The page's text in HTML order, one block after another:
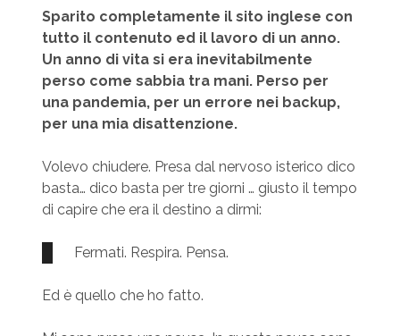
Sparito completamente il sito inglese con
tutto il contenuto ed il lavoro di un anno.
Un anno di vita si era inevitabilmente
perso come sabbia tra mani. Perso per
una pandemia, per un errore nei backup,
per una mia disattenzione.
Volevo chiudere. Presa dal nervoso isterico dico
basta… dico basta per tre giorni … giusto il tempo
di capire che era il destino a dirmi:
Fermati. Respira. Pensa.
Ed è quello che ho fatto.